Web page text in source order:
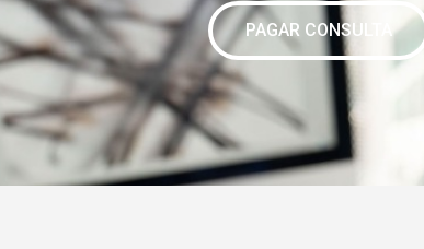
PAGAR CONSULTA